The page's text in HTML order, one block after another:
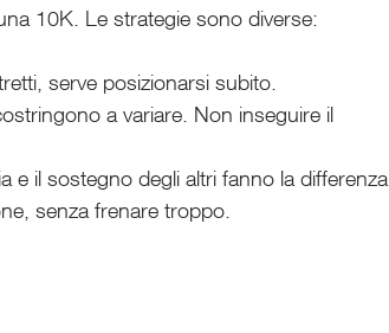
10K. Le strategie sono diverse:
serve posizionarsi subito.
a variare. Non inseguire il
e il sostegno degli altri fanno la differenza.
senza frenare troppo.